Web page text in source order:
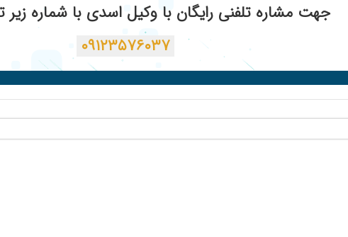
جهت مشاره تلفنی رایگان با وکیل اسدی با شماره زیر
۰۹۱۲۳۵۷۶۰۳۷